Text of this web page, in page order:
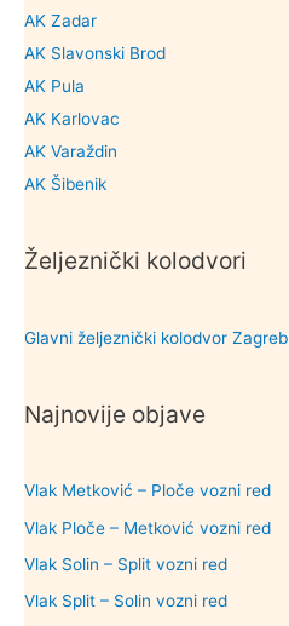
AK Zadar
AK Slavonski Brod
AK Pula
AK Karlovac
AK Varaždin
AK Šibenik
Željeznički kolodvori
Glavni željeznički kolodvor Zagreb
Najnovije objave
Vlak Metković – Ploče vozni red
Vlak Ploče – Metković vozni red
Vlak Solin – Split vozni red
Vlak Split – Solin vozni red